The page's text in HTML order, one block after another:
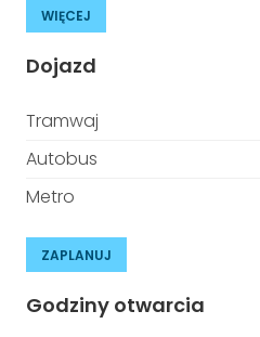
WIĘCEJ
Dojazd
Tramwaj
Autobus
Metro
ZAPLANUJ
Godziny otwarcia